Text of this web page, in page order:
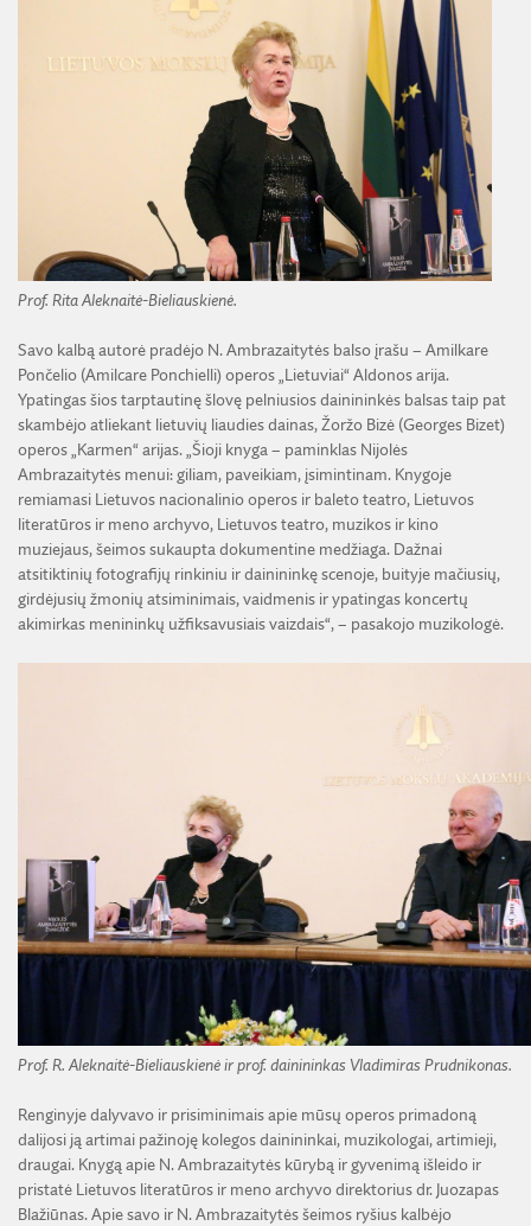
Prof. Rita Aleknaitė-Bieliauskienė.
Savo kalbą autorė pradėjo N. Ambrazaitytės balso įrašu – Amilkare
Pončelio (Amilcare Ponchielli) operos „Lietuviai“ Aldonos arija.
Ypatingas šios tarptautinę šlovę pelniusios dainininkės balsas taip pat
skambėjo atliekant lietuvių liaudies dainas, Žoržo Bizė (Georges Bizet)
operos „Karmen“ arijas. „Šioji knyga – paminklas Nijolės
Ambrazaitytės menui: giliam, paveikiam, įsimintinam. Knygoje
remiamasi Lietuvos nacionalinio operos ir baleto teatro, Lietuvos
literatūros ir meno archyvo, Lietuvos teatro, muzikos ir kino
muziejaus, šeimos sukaupta dokumentine medžiaga. Dažnai
atsitiktinių fotografijų rinkiniu ir dainininkę scenoje, buityje mačiusių,
girdėjusių žmonių atsiminimais, vaidmenis ir ypatingas koncertų
akimirkas menininkų užfiksavusiais vaizdais“, – pasakojo muzikologė.
Prof. R. Aleknaitė-Bieliauskienė ir prof. dainininkas Vladimiras Prudnikonas.
Renginyje dalyvavo ir prisiminimais apie mūsų operos primadoną
dalijosi ją artimai pažinoję kolegos dainininkai, muzikologai, artimieji,
draugai. Knygą apie N. Ambrazaitytės kūrybą ir gyvenimą išleido ir
pristatė Lietuvos literatūros ir meno archyvo direktorius dr. Juozapas
Blažiūnas. Apie savo ir N. Ambrazaitytės šeimos ryšius kalbėjo